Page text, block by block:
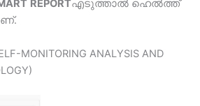
REPORTഎടുത്താൽ ഹെൽത്ത്
MONITORING ANALYSIS AND